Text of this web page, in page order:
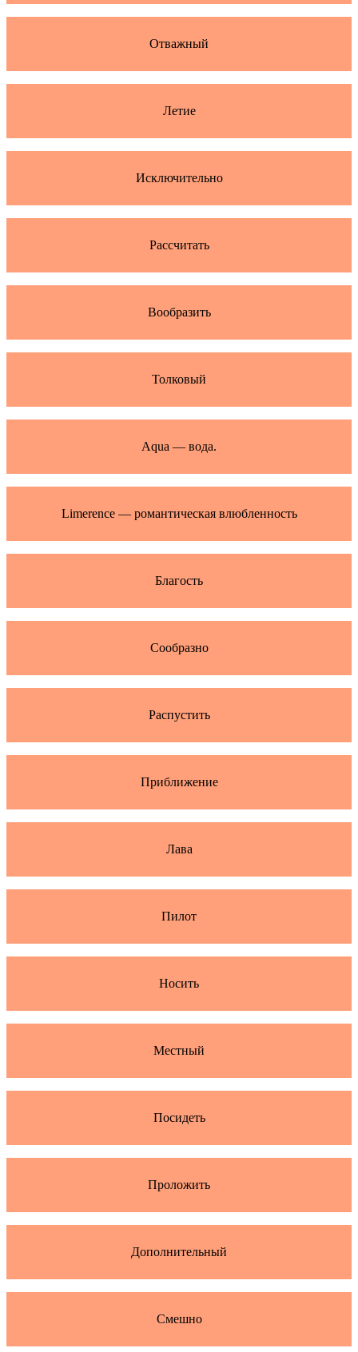
Отважный
Летие
Исключительно
Рассчитать
Вообразить
Толковый
Aqua — вода.
Limerence — романтическая влюбленность
Благость
Сообразно
Распустить
Приближение
Лава
Пилот
Носить
Местный
Посидеть
Проложить
Дополнительный
Смешно